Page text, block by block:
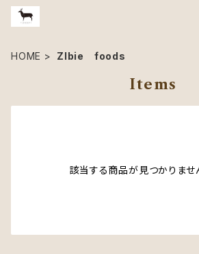
HOME ZIbie foods
Items
該当する商品が見つかりませ